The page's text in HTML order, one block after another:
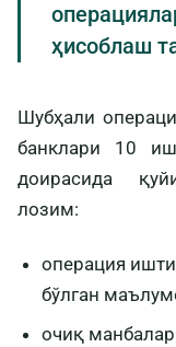
ҳисоблаш
Шубҳали
банклари 10
доирасида
лозим:
операция
бўлган
очиқ